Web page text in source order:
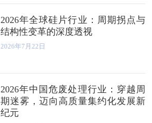
2026年全球硅片行业：周期拐点与
结构性变革的深度透视
2026年7月22日
2026年中国危废处理行业：穿越周
期迷雾，迈向高质量集约化发展新
纪元